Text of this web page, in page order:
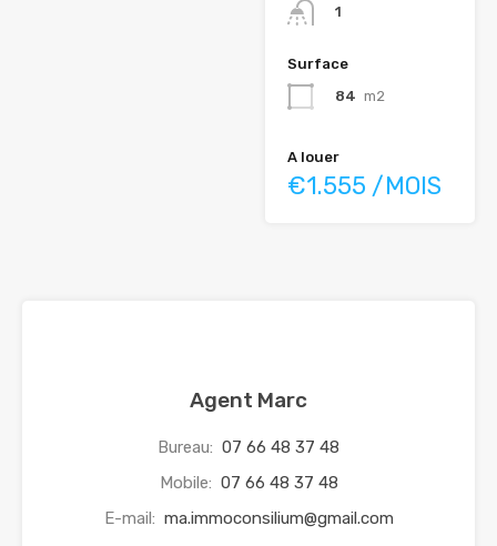
1
Surface
84 m2
A louer
€1.555 /MOIS
Agent Marc
Bureau: 07 66 48 37 48
Mobile: 07 66 48 37 48
E-mail: ma.immoconsilium@gmail.com